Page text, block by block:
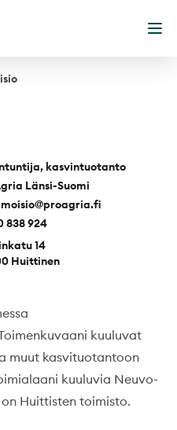
kasvintuotanto
Länsi-Suomi
838 924
14
Huittinen
kuuluvat
muut kasvituotantoon
kuuluvia Neuvo-
Huittisten toimisto.